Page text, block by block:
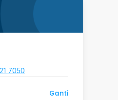
7050
Ganti